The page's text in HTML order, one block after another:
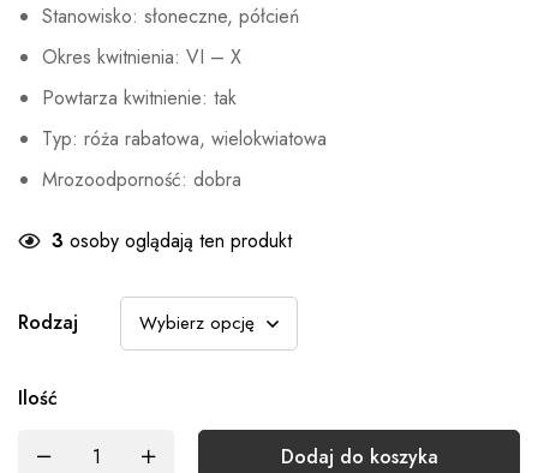
Stanowisko: słoneczne, półcień
Okres kwitnienia: VI – X
Powtarza kwitnienie: tak
Typ: róża rabatowa, wielokwiatowa
Mrozoodporność: dobra
3 osoby oglądają ten produkt
Rodzaj
Ilość
Dodaj do koszyka